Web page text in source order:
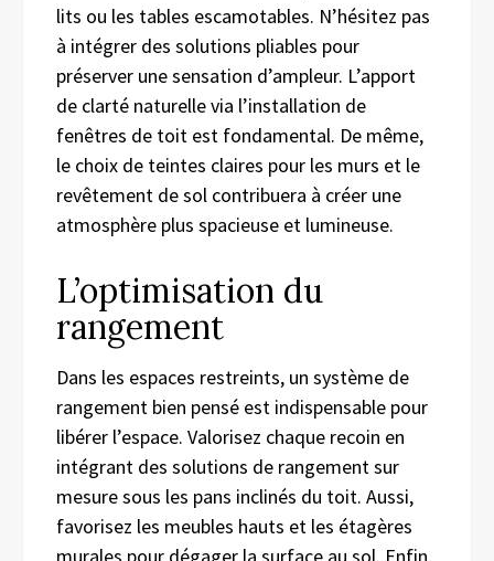
lits ou les tables escamotables. N’hésitez pas
à intégrer des solutions pliables pour
préserver une sensation d’ampleur. L’apport
de clarté naturelle via l’installation de
fenêtres de toit est fondamental. De même,
le choix de teintes claires pour les murs et le
revêtement de sol contribuera à créer une
atmosphère plus spacieuse et lumineuse.
L’optimisation du
rangement
Dans les espaces restreints, un système de
rangement bien pensé est indispensable pour
libérer l’espace. Valorisez chaque recoin en
intégrant des solutions de rangement sur
mesure sous les pans inclinés du toit. Aussi,
favorisez les meubles hauts et les étagères
murales pour dégager la surface au sol. Enfin,